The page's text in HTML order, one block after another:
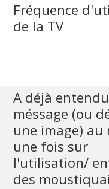
Fréquence
de la TV
A déjà
méssage (ou
une image) au
une fois sur
l'utilisation/
des